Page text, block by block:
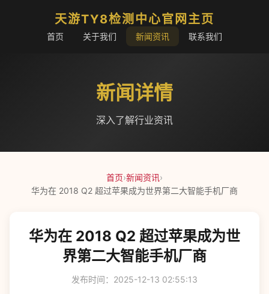
天游TY8检测中心官网主页
首页 关于我们 新闻资讯 联系我们
新闻详情
深入了解行业资讯
首页›新闻资讯›
华为在 2018 Q2 超过苹果成为世界第二大智能手机厂商
华为在 2018 Q2 超过苹果成为世
界第二大智能手机厂商
发布时间：2025-12-13 02:55:13